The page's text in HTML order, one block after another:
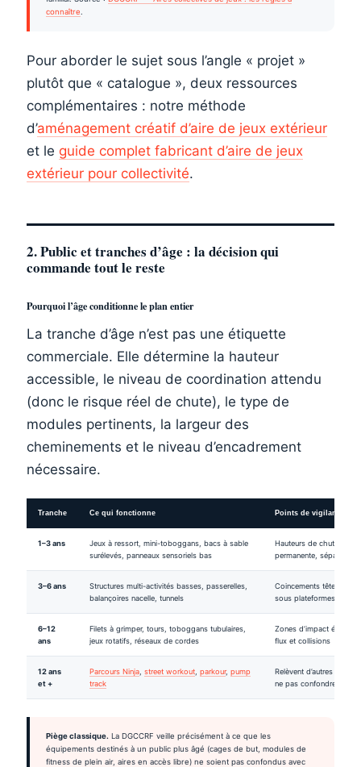
connaître
Pour aborder le sujet sous l’angle « projet »
plutôt que « catalogue », deux ressources
complémentaires : notre méthode
d’aménagement créatif d’aire de jeux extérieur
et le guide complet fabricant d’aire de jeux
extérieur pour collectivité.
2. Public et tranches d’âge : la décision qui
commande tout le reste
Pourquoi l’âge conditionne le plan entier
La tranche d’âge n’est pas une étiquette
commerciale. Elle détermine la hauteur
accessible, le niveau de coordination attendu
(donc le risque réel de chute), le type de
modules pertinents, la largeur des
cheminements et le niveau d’encadrement
nécessaire.
Tranche Ce qui fonctionne Points de vigilance
1–3 ans
Jeux à ressort, mini-toboggans, bacs à sable
surélevés, panneaux sensoriels bas
Hauteurs de chute très
permanente, séparation
3–6 ans
Structures multi-activités basses, passerelles,
balançoires nacelle, tunnels
Coincements tête/cou,
sous plateformes
6–12
ans
Filets à grimper, tours, toboggans tubulaires,
jeux rotatifs, réseaux de cordes
Zones d’impact
flux et collisions
12 ans
et +
Parcours Ninja street workout parkour, pump
track
Relèvent d’autres
ne pas confondre avec
Piège classique. La DGCCRF veille précisément à ce que les
équipements destinés à un public plus âgé (cages de but, modules de
fitness de plein air, aires en accès libre) ne soient pas confondus avec